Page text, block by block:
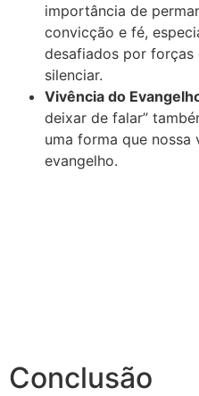
importância de
convicção e fé,
desafiados por forças
silenciar.
Vivência do
deixar de falar”
uma forma que nossa
evangelho.
Conclusão